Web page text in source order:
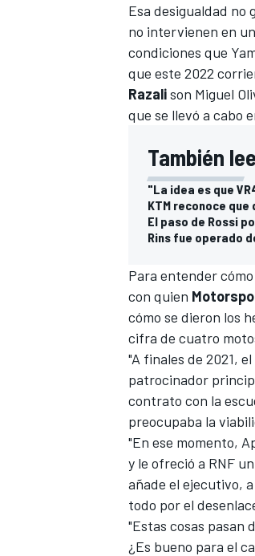
Esa desigualdad no
no intervienen en
condiciones que
que este 2022
Razalison Miguel
que se llevó a cabo
También
"La idea es que
KTM reconoce
El paso de Rossi
Rins fue operado
Para entender
con quien
cómo se dieron los
cifra de cuatro
"A finales de 2021,
patrocinador
contrato con la
preocupaba la
"En ese momento,
y le ofreció a RNF
añade el ejecutivo,
todo por el
"Estas cosas pasan
¿Es bueno para el